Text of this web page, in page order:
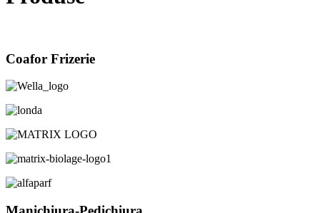
Coafor Frizerie